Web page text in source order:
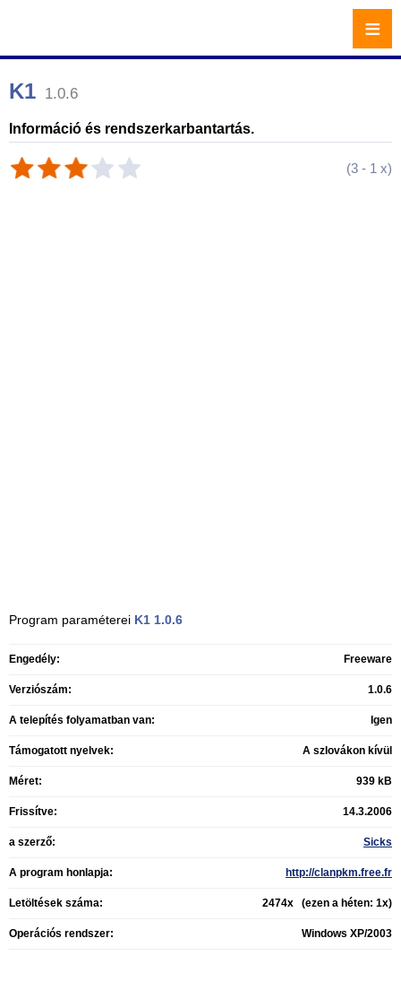
K1 1.0.6
Információ és rendszerkarbantartás.
(3 - 1 x)
Program paraméterei K1 1.0.6
Engedély: Freeware
Verziószám: 1.0.6
A telepítés folyamatban van: Igen
Támogatott nyelvek: A szlovákon kívül
Méret: 939 kB
Frissítve: 14.3.2006
a szerző: Sicks
A program honlapja: http://clanpkm.free.fr
Letöltések száma: 2474x (ezen a héten: 1x)
Operációs rendszer: Windows XP/2003
≡